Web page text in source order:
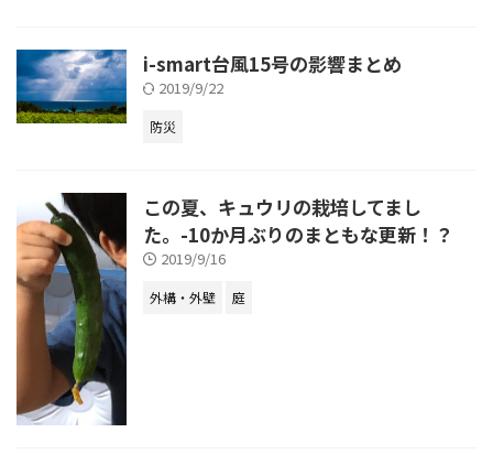
i-smart台風15号の影響まとめ
2019/9/22
防災
この夏、キュウリの栽培してまし
た。-10か月ぶりのまともな更新！？
2019/9/16
外構・外壁 庭